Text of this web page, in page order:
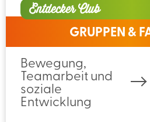
Entdecker Club
GRUPPEN &
Bewegung,
Teamarbeit und
soziale
Entwicklung